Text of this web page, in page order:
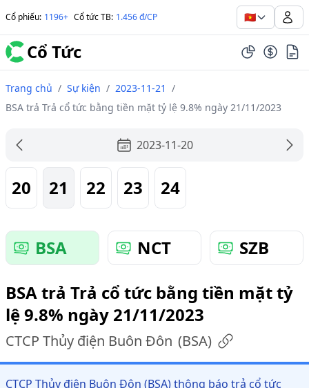
Cổ phiếu: 1196+ Cổ tức TB: 1.456 đ/CP 🇻🇳
Cổ Tức
Trang chủ / Sự kiện / 2023-11-21 /
BSA trả Trả cổ tức bằng tiền mặt tỷ lệ 9.8% ngày 21/11/2023
2023-11-20
20 21 22 23 24
BSA NCT
SZB
BSA trả Trả cổ tức bằng tiền mặt tỷ
lệ 9.8% ngày 21/11/2023
CTCP Thủy điện Buôn Đôn (BSA)
CTCP Thủy điện Buôn Đôn (BSA) thông báo trả cổ tức